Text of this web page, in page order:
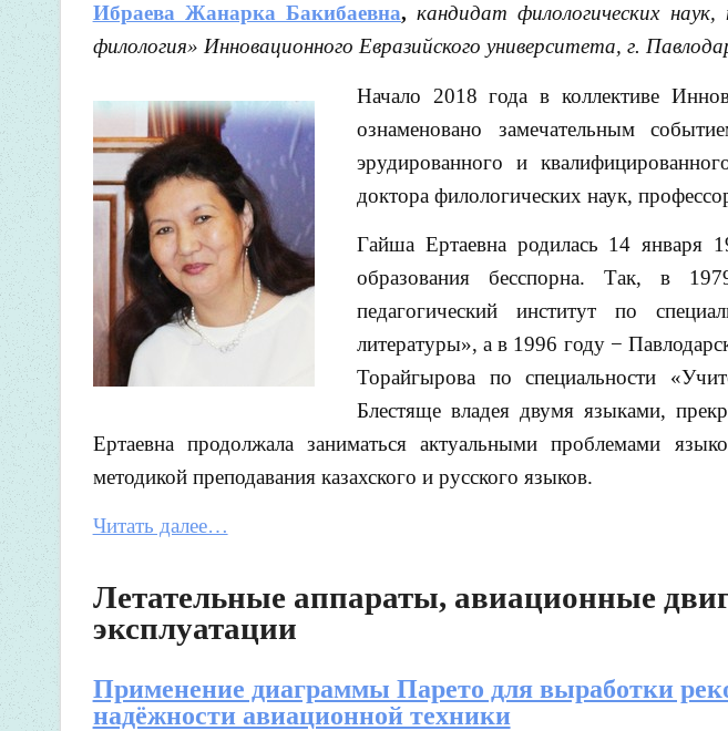
Ибраева Жанарка Бакибаевна,кандидат филологических
филология» Инновационного Евразийского университета, г.
Начало 2018 года в коллективе
ознаменовано замечательным
эрудированного и
доктора филологических наук,
Гайша Ертаевна родилась 14 января
образования бесспорна. Так, в
педагогический институт по
литературы», а в 1996 году −
Торайгырова по специальности
Блестяще владея двумя языками,
Ертаевна продолжала заниматься актуальными проблемами
методикой преподавания казахского и русского языков.
Читать далее…
Летательные аппараты, авиационные
эксплуатации
Применение диаграммы Парето для выработки
надёжности авиационной техники